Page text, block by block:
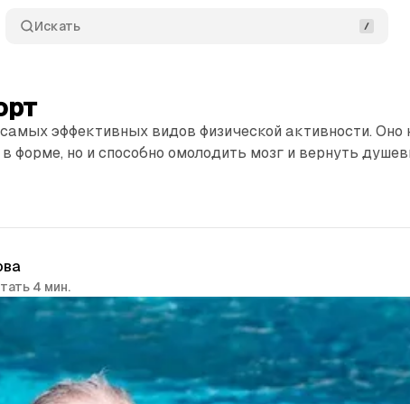
Искать
эффективных видов физической активности. Оно
форме, но и способно омолодить мозг и вернуть
4 мин.